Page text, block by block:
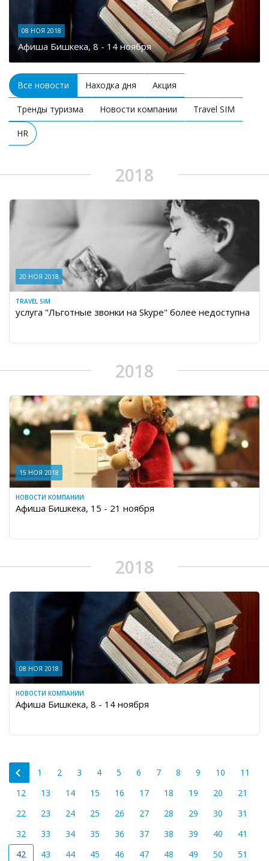
08 НОЯ 2018
Афиша Бишкека, 8 - 14 ноября
Все новости Находка дня Акция
Тренды туризма Новости компании Travel SIM
HR
2018
20 НОЯ 2018
TRAVEL SIM
услуга "Льготные звонки на Skype" более недоступна
2018
15 НОЯ 2018
НОВОСТИ КОМПАНИИ
Афиша Бишкека, 15 - 21 ноября
2018
08 НОЯ 2018
НОВОСТИ КОМПАНИИ
Афиша Бишкека, 8 - 14 ноября
1 2 3 4 5 6 7 8 9 10
11
12
13 14 15 16 17 18 19 20
21
22
23 24 25 26 27 28 29 30
31
32
33 34 35 36 37 38 39 40
41
42
43 44 45 46 47 48 49 50
51